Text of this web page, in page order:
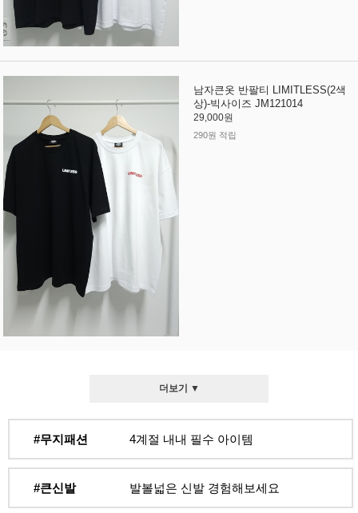
남자큰옷 반팔티 LIMITLESS(2색
상)-빅사이즈 JM121014
29,000원
290원 적립
더보기 ▼
#무지패션 4계절 내내 필수 아이템
#큰신발 발볼넓은 신발 경험해보세요